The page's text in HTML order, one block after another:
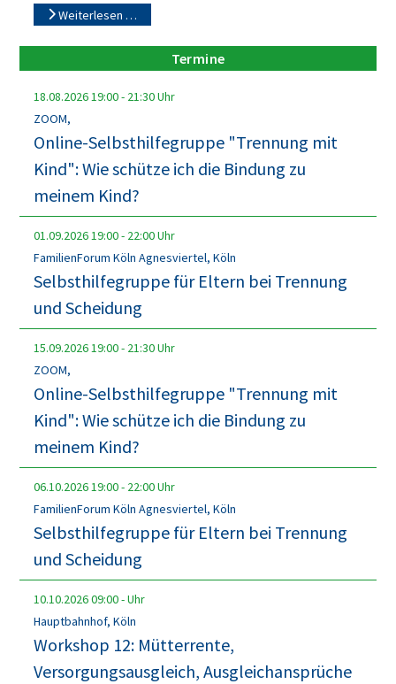
Weiterlesen …
Termine
18.08.202619:00- 21:30Uhr
ZOOM,
Online-Selbsthilfegruppe "Trennung mit
Kind": Wie schütze ich die Bindung zu
meinem Kind?
01.09.202619:00- 22:00Uhr
FamilienForum Köln Agnesviertel, Köln
Selbsthilfegruppe für Eltern bei Trennung
und Scheidung
15.09.202619:00- 21:30Uhr
ZOOM,
Online-Selbsthilfegruppe "Trennung mit
Kind": Wie schütze ich die Bindung zu
meinem Kind?
06.10.202619:00- 22:00Uhr
FamilienForum Köln Agnesviertel, Köln
Selbsthilfegruppe für Eltern bei Trennung
und Scheidung
10.10.202609:00-Uhr
Hauptbahnhof, Köln
Workshop 12: Mütterrente,
Versorgungsausgleich, Ausgleichansprüche